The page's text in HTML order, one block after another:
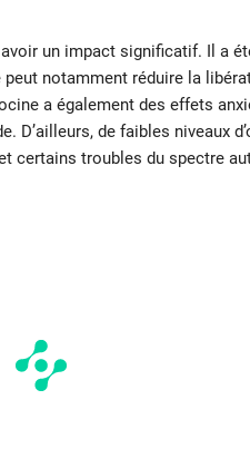
un impact significatif. Il a
notamment réduire la
a également des effets
D’ailleurs, de faibles niveaux
certains troubles du spectre